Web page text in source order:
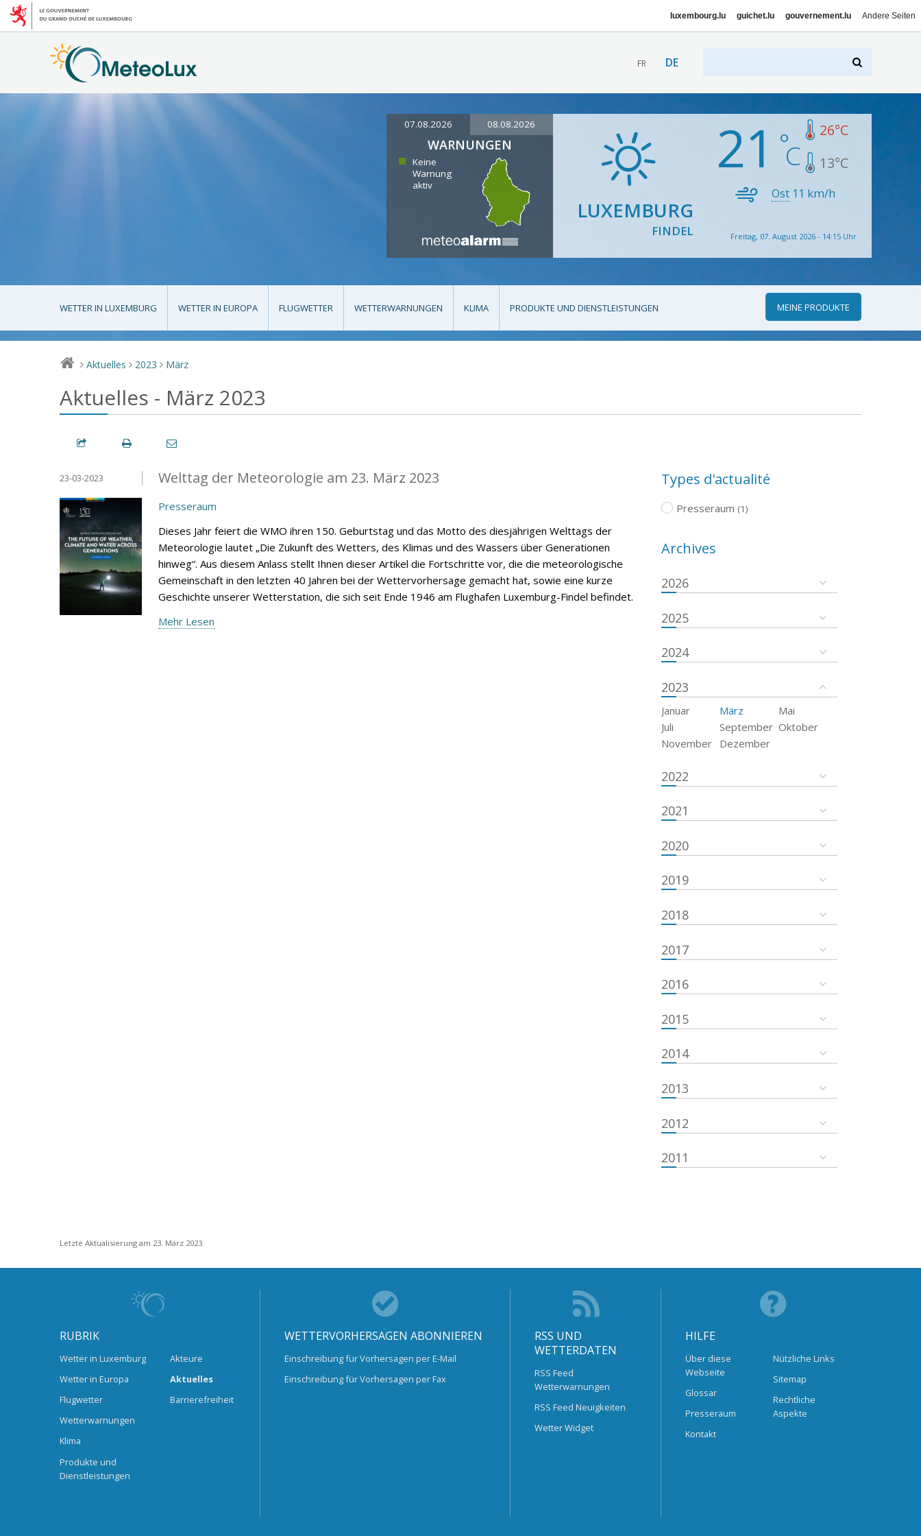
luxembourg.lu guichet.lu gouvernement.lu Andere Seiten
FR DE
07.08.2026 08.08.2026
WARNUNGEN
Keine
Warnung
aktiv
LUXEMBURG
FINDEL
21 26°C
13°C
Ost 11 km/h
Freitag, 07. August 2026 - 14:15 Uhr
WETTER IN LUXEMBURG WETTER IN EUROPA FLUGWETTER WETTERWARNUNGEN KLIMA PRODUKTE UND DIENSTLEISTUNGEN MEINE PRODUKTE
> Aktuelles > 2023 > März
Aktuelles - März 2023
Welttag der Meteorologie am 23. März 2023
23-03-2023
Presseraum
Dieses Jahr feiert die WMO ihren 150. Geburtstag und das Motto des diesjährigen Welttags der
Meteorologie lautet „Die Zukunft des Wetters, des Klimas und des Wassers über Generationen
hinweg“. Aus diesem Anlass stellt Ihnen dieser Artikel die Fortschritte vor, die die meteorologische
Gemeinschaft in den letzten 40 Jahren bei der Wettervorhersage gemacht hat, sowie eine kurze
Geschichte unserer Wetterstation, die sich seit Ende 1946 am Flughafen Luxemburg-Findel befindet.
Mehr Lesen
Types d'actualité
Presseraum (1)
Archives
2026
2025
2024
2023
Januar März
Mai
Juli
September Oktober
November
Dezember
2022
2021
2020
2019
2018
2017
2016
2015
2014
2013
2012
2011
Letzte Aktualisierung am 23. März 2023
RUBRIK
Wetter in Luxemburg
Wetter in Europa
Flugwetter
Wetterwarnungen
Klima
Produkte und
Dienstleistungen
Akteure
Aktuelles
Barrierefreiheit
WETTERVORHERSAGEN ABONNIEREN
Einschreibung für Vorhersagen per E-Mail
Einschreibung für Vorhersagen per Fax
RSS UND
WETTERDATEN
RSS Feed
Wetterwarnungen
RSS Feed Neuigkeiten
Wetter Widget
HILFE
Über diese
Webseite
Glossar
Presseraum
Kontakt
Nützliche Links
Sitemap
Rechtliche
Aspekte